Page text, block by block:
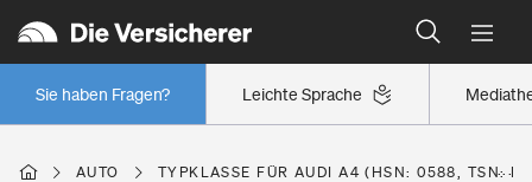
Leichte Sprache
Sie haben Fragen?
Wer versichert was: Jetzt Versicherer finden
Regionalklassen: So ist Ihre Region eingestuft
Wer versichert was: Jetzt Versicherer finden
AUTO TYPKLASSE FÜR AUDI A4 (HSN: 0588, TSN: